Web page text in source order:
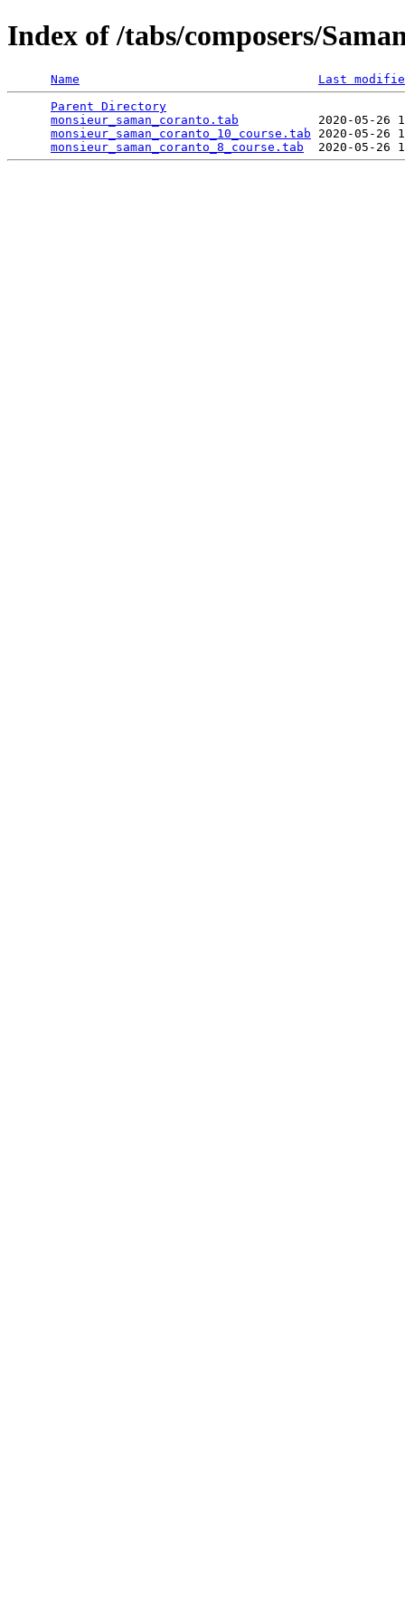
Index of /tabs/composers/
Name
Last
Parent Directory
monsieur_saman_coranto.tab
2020-05-26
monsieur_saman_coranto_10_course.tab 2020-05-
monsieur_saman_coranto_8_course.tab